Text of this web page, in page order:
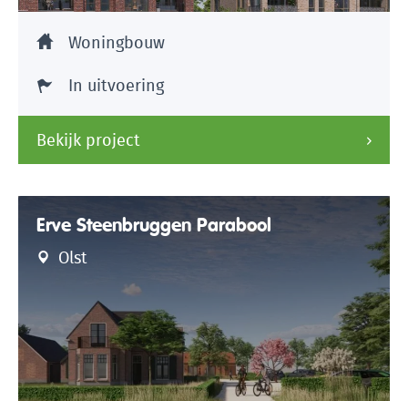
Woningbouw
In uitvoering
Bekijk project
Erve Steenbruggen Parabool
Olst